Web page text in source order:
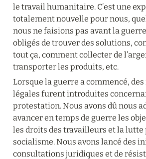
le travail humanitaire. C’est une
totalement nouvelle pour nous,
nous ne faisions pas avant la
obligés de trouver des solutions,
tout ça, comment collecter de
transporter les produits, etc.
Lorsque la guerre a commencé,
légales furent introduites
protestation. Nous avons dû nous
avancer en temps de guerre les
les droits des travailleurs et la lutte
socialisme. Nous avons lancé des
consultations juridiques et de